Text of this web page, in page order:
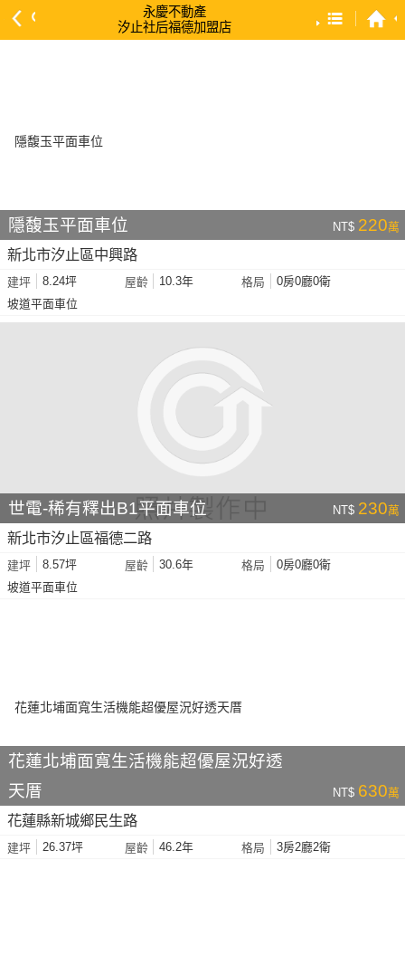
永慶不動產
汐止社后福德加盟店
依建物坪數 大 → 小
依土地坪數 大 → 小
隱馥玉平面車位 NT$ 220萬
新北市汐止區中興路
建坪 8.24坪 屋齡 10.3年 格局
0房0廳0衛
坡道平面車位
世電-稀有釋出B1平面車位 NT$ 230萬
新北市汐止區福德二路
建坪 8.57坪 屋齡 30.6年 格局
0房0廳0衛
坡道平面車位
花蓮北埔面寬生活機能超優屋況好透
天厝
NT$ 630萬
花蓮縣新城鄉民生路
建坪 26.37坪 屋齡 46.2年 格局 3房2廳2衛